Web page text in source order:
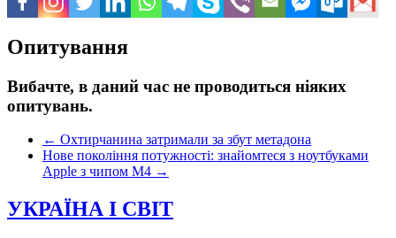
Опитування
Вибачте, в даний час не проводиться ніяких
опитувань.
← Охтирчанина затримали за збут метадона
Нове покоління потужності: знайомтеся з ноутбуками
Apple з чипом M4 →
УКРАЇНА І СВІТ